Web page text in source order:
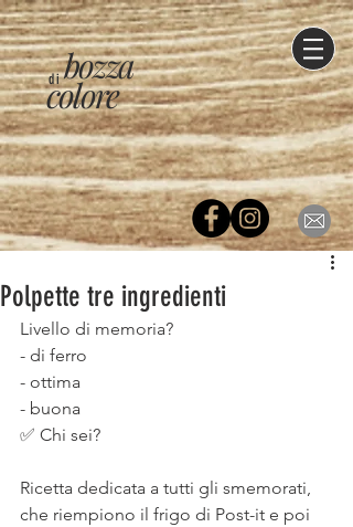
di
colore
bozza
Polpette tre ingredienti
Livello di memoria?
- di ferro
- ottima
- buona
✅ Chi sei?
Ricetta dedicata a tutti gli smemorati,
che riempiono il frigo di Post-it e poi